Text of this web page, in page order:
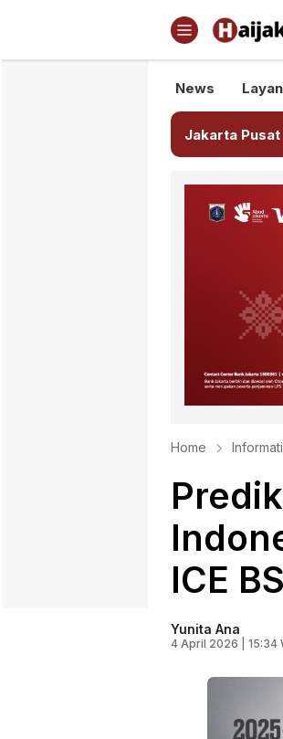
Semua
News
Jakarta Pusat
Home
ICE
Yunita Ana
4 April 2026 | 15:34